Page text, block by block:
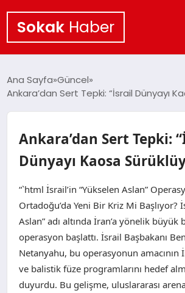
Sokak Haber
POLITIKA
GÜNCEL
KÜLTÜR SANAT
SAĞLIK
TEKNOLOJI
Ana Sayfa Güncel
Ankara’dan Sert Tepki: “İsrail Dünyayı
Ankara’dan Sert Tepki:
Dünyayı Kaosa
“`html İsrail’in “Yükselen Aslan”
Ortadoğu’da Yeni Bir Kriz Mi Başlıyor?
Aslan” adı altında İran’a yönelik büyük
operasyon başlattı. İsrail Başbakanı
Netanyahu, bu operasyonun amacının
ve balistik füze programlarını hedef
duyurdu. Bu gelişme, uluslararası